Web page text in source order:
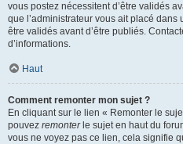
vous postez nécessitent d’être validés
que l’administrateur vous ait placé
être validés avant d’être publiés.
d’informations.
Haut
Comment remonter mon sujet ?
En cliquant sur le lien « Remonter le
pouvez remonterle sujet en haut du
vous ne voyez pas ce lien, cela signifie